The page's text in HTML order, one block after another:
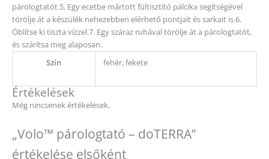
párologtatót.5. Egy ecetbe mártott fültisztító pálcika segítségével
törölje át a készülék nehezebben elérhető pontjait és sarkait is.6.
Öblítse ki tiszta vízzel.7. Egy száraz ruhával törölje át a párologtatót,
és szárítsa meg alaposan.
Szín
fehér, fekete
Értékelések
Még nincsenek értékelések.
„Volo™ párologtató – doTERRA”
értékelése elsőként